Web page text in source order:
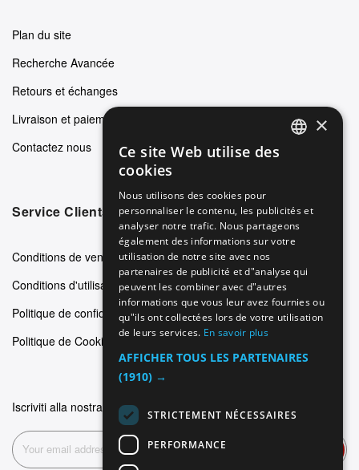
Plan du site
Recherche Avancée
Retours et échanges
Livraison et paiements
Contactez nous
Service Clients
Conditions de vente
Conditions d'utilisation
Politique de confidentialité
Politique de Cookie
Iscriviti alla nostra newsletter
ITALIAN
SPANISH
FRENCH
×
Ce site Web utilise des
cookies
Nous utilisons des cookies pour
personnaliser le contenu, les publicités et
analyser notre trafic. Nous partageons
également des informations sur votre
utilisation de notre site avec nos
partenaires de publicité et d"analyse qui
peuvent les combiner avec d"autres
informations que vous leur avez fournies ou
qu"ils ont collectées lors de votre utilisation
de leurs services. En savoir plus
AFFICHER TOUS LES PARTENAIRES
(1910) →
STRICTEMENT NÉCESSAIRES
PERFORMANCE